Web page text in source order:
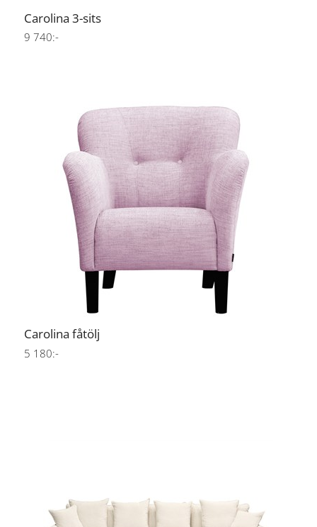
Carolina 3-sits
9 740:-
Carolina fåtölj
5 180:-